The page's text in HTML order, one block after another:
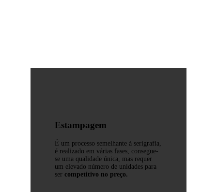
Estampagem
É um processo semelhante à serigrafia,
é realizado em várias fases, consegue-
se uma qualidade única, mas requer
um elevado número de unidades para
ser competitivo no preço.